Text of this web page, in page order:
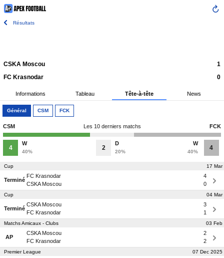
Résultats
CSKA Moscou
1
FC Krasnodar
0
Informations Tableau Tête-à-tête News
Général CSM FCK
CSM Les 10 derniers matchs FCK
4
W
40%
2
D
20%
W
40%
4
Cup 17 Mar
Terminé
FC Krasnodar
4
CSKA Moscou
0
Cup 04 Mar
Terminé
CSKA Moscou
3
FC Krasnodar
1
Matchs Amicaux - Clubs 03 Feb
AP
CSKA Moscou
2
FC Krasnodar
2
Premier League 07 Dec 2025